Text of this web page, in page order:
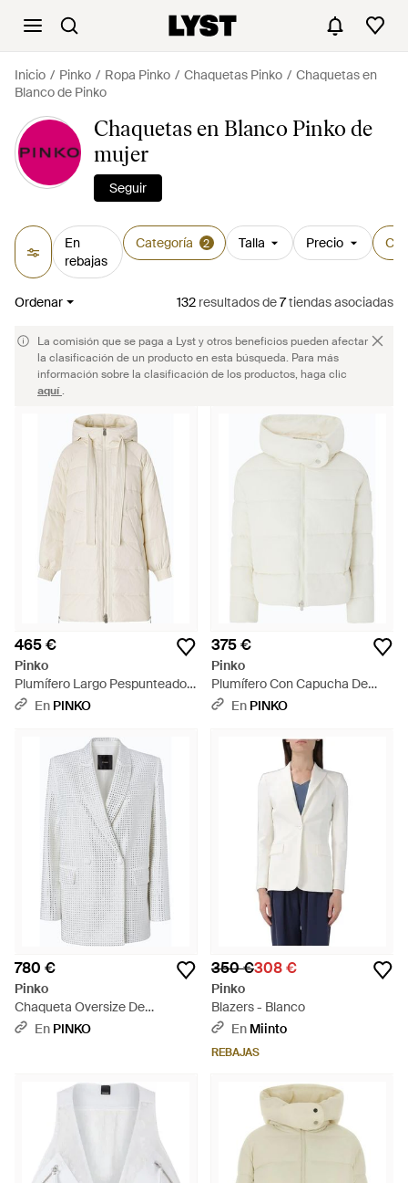
Inicio Pinko Ropa Pinko Chaquetas Pinko
Chaquetas en
Blanco de Pinko
Chaquetas en Blanco Pinko de
mujer
Seguir
En
rebajas
Categoría 2 Talla Precio
Ordenar 132 resultadosde7tiendas asociadas
La comisión que se paga a Lyst y otros beneficios pueden afectar
la clasificación de un producto en esta búsqueda. Para más
información sobre la clasificación de los productos, haga clic
aquí.
465 €
Pinko
Plumífero Largo Pespunteado
Con Capucha - Blanco
En PINKO
375 €
Pinko
Plumífero Con Capucha De
Tela Técnica - Blanco
En PINKO
780 €
Pinko
Chaqueta Oversize De
Botonadura Doble Con Strass -
En PINKO
350 €308 €
Pinko
Blazers - Blanco
En Miinto
REBAJAS